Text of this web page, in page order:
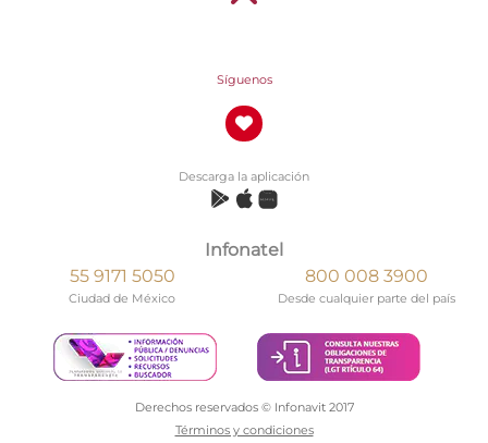
Síguenos
Descarga la aplicación
Infonatel
55 9171 5050
Ciudad de México
800 008 3900
Desde cualquier parte del país
Derechos reservados © Infonavit 2017
Términos y condiciones